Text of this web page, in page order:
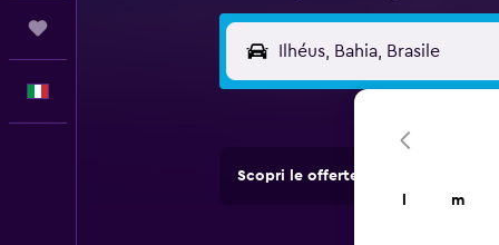
Scopri le offerte di agenzie di
m